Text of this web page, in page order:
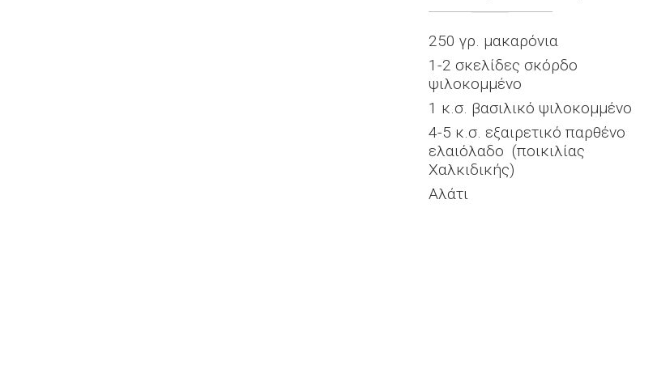
250 γρ. μακαρόνια
1-2 σκελίδες σκόρδο
ψιλοκομμένο
1 κ.σ. βασιλικό ψιλοκομμένο
4-5 κ.σ. εξαιρετικό παρθένο
ελαιόλαδο (ποικιλίας
Χαλκιδικής)
Αλάτι